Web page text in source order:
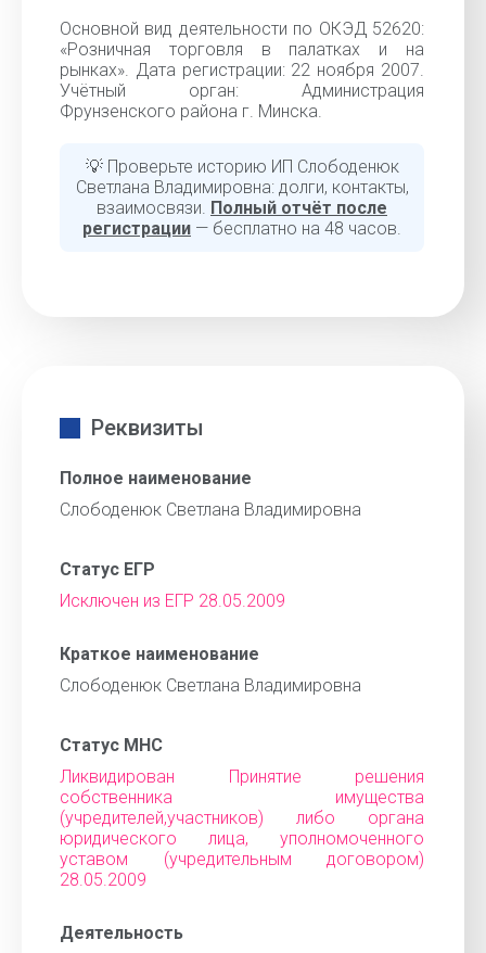
Основной вид деятельности по ОКЭД 52620:
«Розничная торговля в палатках и на
рынках». Дата регистрации: 22 ноября 2007.
Учётный орган: Администрация
Фрунзенского района г. Минска.
💡 Проверьте историю ИП Слободенюк
Светлана Владимировна: долги, контакты,
взаимосвязи. Полный отчёт после
регистрации — бесплатно на 48 часов.
Реквизиты
Полное наименование
Слободенюк Светлана Владимировна
Статус ЕГР
Исключен из ЕГР 28.05.2009
Краткое наименование
Слободенюк Светлана Владимировна
Статус МНС
Ликвидирован Принятие решения
собственника имущества
(учредителей,участников) либо органа
юридического лица, уполномоченного
уставом (учредительным договором)
28.05.2009
Деятельность